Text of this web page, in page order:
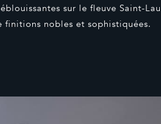
sur le fleuve Saint-
finitions nobles et sophistiquées.